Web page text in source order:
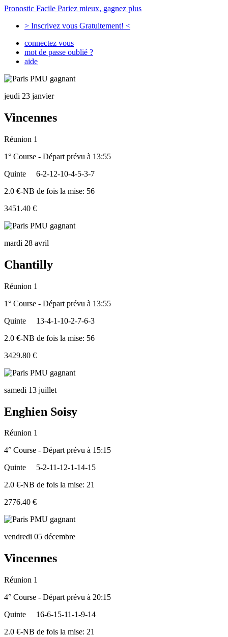
Pronostic Facile Pariez mieux, gagnez plus
> Inscrivez vous Gratuitement! <
connectez vous
mot de passe oublié ?
aide
jeudi 23 janvier
Vincennes
Réunion 1
1° Course - Départ prévu à 13:55
Quinte
6-2-12-10-4-5-3-7
2.0 €-NB de fois la mise: 56
3451.40 €
mardi 28 avril
Chantilly
Réunion 1
1° Course - Départ prévu à 13:55
Quinte
13-4-1-10-2-7-6-3
2.0 €-NB de fois la mise: 56
3429.80 €
samedi 13 juillet
Enghien Soisy
Réunion 1
4° Course - Départ prévu à 15:15
Quinte
5-2-11-12-1-14-15
2.0 €-NB de fois la mise: 21
2776.40 €
vendredi 05 décembre
Vincennes
Réunion 1
4° Course - Départ prévu à 20:15
Quinte
16-6-15-11-1-9-14
2.0 €-NB de fois la mise: 21